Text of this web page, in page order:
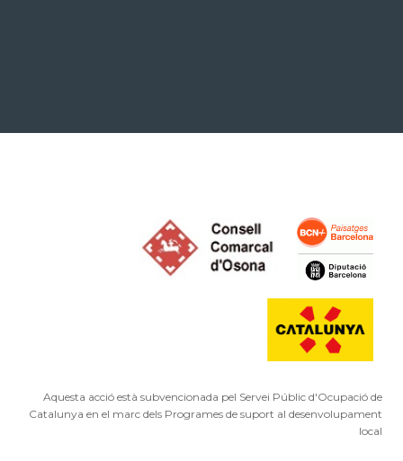
Aquesta acció està subvencionada pel Servei Públic d'Ocupació de
Catalunya en el marc dels Programes de suport al desenvolupament
local